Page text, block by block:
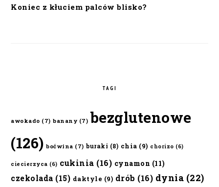
Koniec z kłuciem palców blisko?
TAGI
awokado (7) banany (7) bezglutenowe
(126) boćwina (7) buraki (8) chia (9) chorizo (6)
ciecierzyca (6) cukinia (16) cynamon (11)
czekolada (15) daktyle (9) drób (16) dynia (22)